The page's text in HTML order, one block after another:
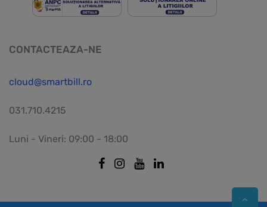
CONTACTEAZA-NE
cloud@smartbill.ro
031.710.4215
Luni - Vineri: 09:00 - 18:00